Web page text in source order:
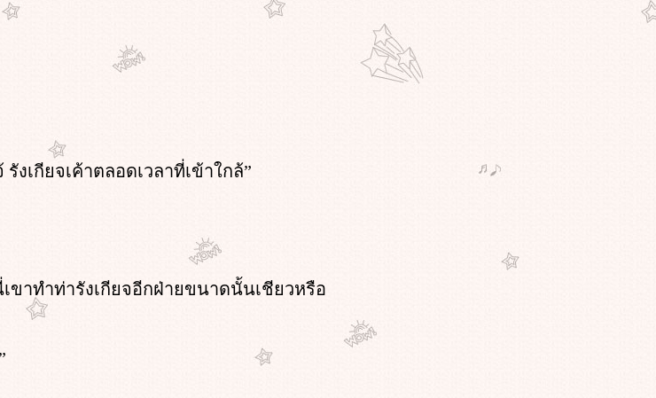
งเกียจเค้าตลอดเวลาที่เข้าใกล้”
าทำท่ารังเกียจอีกฝ่ายขนาดนั้นเชียวหรือ